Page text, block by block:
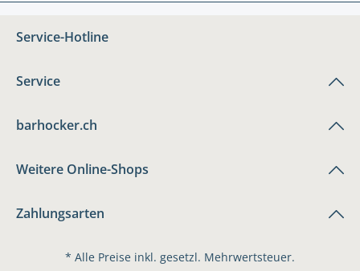
Service-Hotline
Service
barhocker.ch
Weitere Online-Shops
Zahlungsarten
* Alle Preise inkl. gesetzl. Mehrwertsteuer.